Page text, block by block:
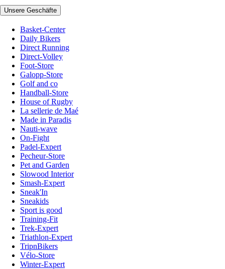
Unsere Geschäfte
Basket-Center
Daily Bikers
Direct Running
Direct-Volley
Foot-Store
Galopp-Store
Golf and co
Handball-Store
House of Rugby
La sellerie de Maé
Made in Paradis
Nauti-wave
On-Fight
Padel-Expert
Pecheur-Store
Pet and Garden
Slowood Interior
Smash-Expert
Sneak'In
Sneakids
Sport is good
Training-Fit
Trek-Expert
Triathlon-Expert
TripnBikers
Vélo-Store
Winter-Expert